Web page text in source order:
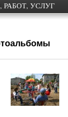
УСЛУГ